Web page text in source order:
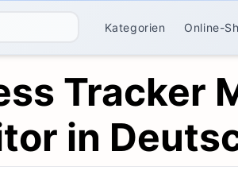
Kategorien Online-
Tracker
in